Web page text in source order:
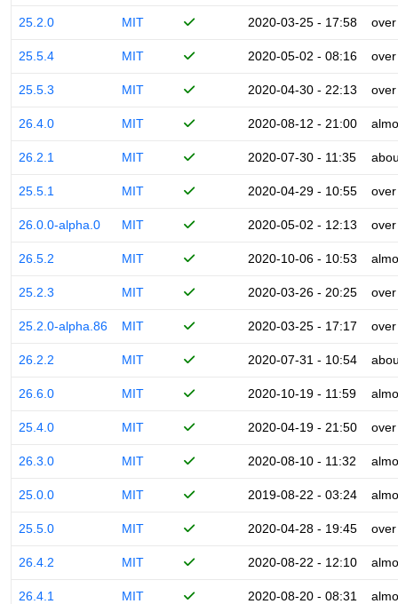
25.2.0 MIT 2020-03-25 - 17:58
25.5.4 MIT 2020-05-02 - 08:16
25.5.3 MIT 2020-04-30 - 22:13
26.4.0 MIT 2020-08-12 - 21:00
26.2.1 MIT 2020-07-30 - 11:35
25.5.1 MIT 2020-04-29 - 10:55
26.0.0-alpha.0 MIT 2020-05-02 - 12:13
26.5.2 MIT 2020-10-06 - 10:53
25.2.3 MIT 2020-03-26 - 20:25
25.2.0-alpha.86 MIT 2020-03-25 - 17:17
26.2.2 MIT 2020-07-31 - 10:54
26.6.0 MIT 2020-10-19 - 11:59
25.4.0 MIT 2020-04-19 - 21:50
26.3.0 MIT 2020-08-10 - 11:32
25.0.0 MIT 2019-08-22 - 03:24
25.5.0 MIT 2020-04-28 - 19:45
26.4.2 MIT 2020-08-22 - 12:10
26.4.1 MIT 2020-08-20 - 08:31